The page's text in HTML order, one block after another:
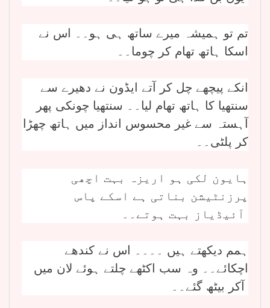
تم تو ہمیشہ میرے ساتھ ہی ہو۔۔ اس نے
اسکا ہاتھ تھام کر چوما۔۔
انکے پیچھے چل کر آتے ایڈون نے دھیرے سے
سنتھیا کا ہاتھ تھام لیا۔۔ سنتھیا چونکی پھر
آہستہ سے غیر محسوس انداز میں ہاتھ چھڑا
کر پلٹی۔۔
ہایون لکی ہو اریزہ بہت اچھی
پرزنٹیشن بناتی ہے اسکے پاس
ہمم دیکھتے ہیں ۔۔۔۔ اس نے کندھے
اچکائے۔۔ وہ سب اکٹھے چلتے ہوئے لان میں